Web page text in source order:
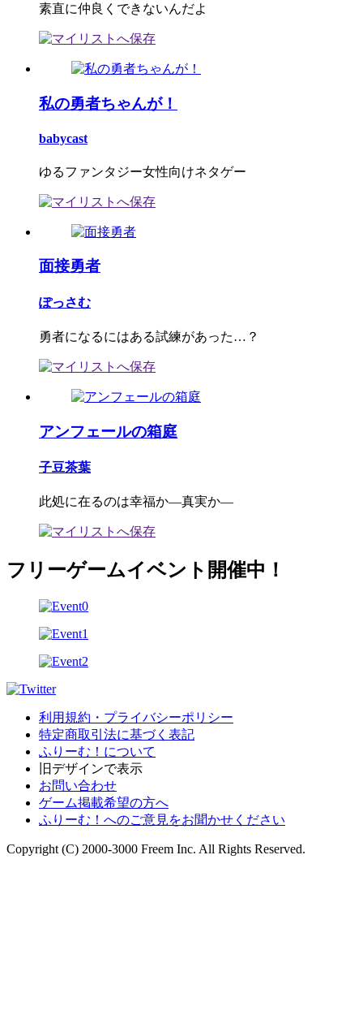
素直に仲良くできないんだよ
私の勇者ちゃんが！
babycast
ゆるファンタジー女性向けネタゲー
面接勇者
ぽっさむ
勇者になるにはある試練があった…？
アンフェールの箱庭
子豆茶葉
此処に在るのは幸福か―真実か―
フリーゲームイベント開催中！
利用規約・プライバシーポリシー
特定商取引法に基づく表記
ふりーむ！について
旧デザインで表示
お問い合わせ
ゲーム掲載希望の方へ
ふりーむ！へのご意見をお聞かせください
Copyright (C) 2000-3000 Freem Inc. All Rights Reserved.